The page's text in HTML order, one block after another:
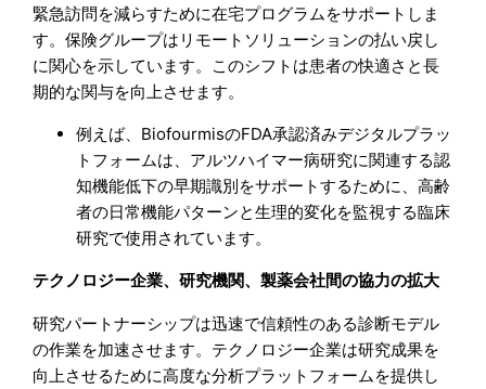
緊急訪問を減らすために在宅プログラムをサポートしま
す。保険グループはリモートソリューションの払い戻し
に関心を示しています。このシフトは患者の快適さと長
期的な関与を向上させます。
例えば、BiofourmisのFDA承認済みデジタルプラッ
トフォームは、アルツハイマー病研究に関連する認
知機能低下の早期識別をサポートするために、高齢
者の日常機能パターンと生理的変化を監視する臨床
研究で使用されています。
テクノロジー企業、研究機関、製薬会社間の協力の拡大
研究パートナーシップは迅速で信頼性のある診断モデル
の作業を加速させます。テクノロジー企業は研究成果を
向上させるために高度な分析プラットフォームを提供し